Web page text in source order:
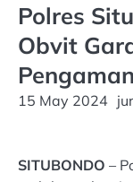
Polres
Obvit
15 May 2024
SITUBONDO –